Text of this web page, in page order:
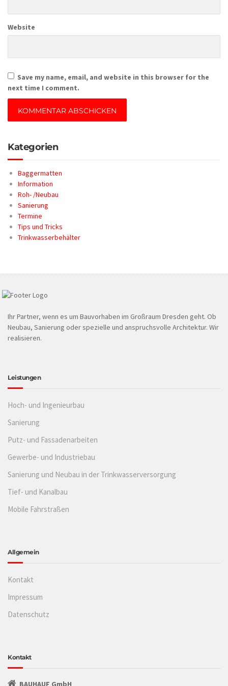
Website
Save my name, email, and website in this browser for the
next time I comment.
Kategorien
Baggermatten
Information
Roh- /Neubau
Sanierung
Termine
Tips und Tricks
Trinkwasserbehälter
Ihr Partner, wenn es um Bauvorhaben im Großraum Dresden geht. Ob
Neubau, Sanierung oder spezielle und anspruchsvolle Architektur. Wir
realisieren.
Leistungen
Hoch- und Ingenieurbau
Sanierung
Putz- und Fassadenarbeiten
Gewerbe- und Industriebau
Sanierung und Neubau in der Trinkwasserversorgung
Tief- und Kanalbau
Mobile Fahrstraßen
Allgemein
Kontakt
Impressum
Datenschutz
Kontakt
BAUHAUF GmbH